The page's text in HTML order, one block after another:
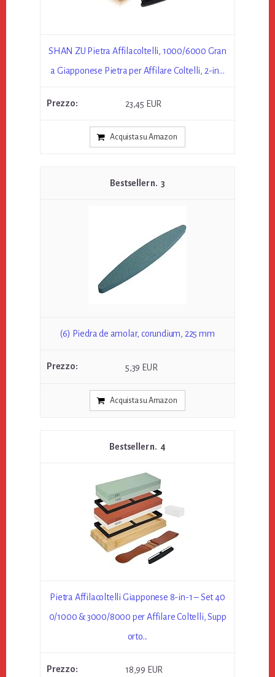
SHAN ZU Pietra Affilacoltelli, 1000/6000 Gran
a Giapponese Pietra per Affilare Coltelli, 2-in...
23,45 EUR
Acquista su Amazon
3
(6) Piedra de amolar, corundium, 225 mm
5,39 EUR
Acquista su Amazon
4
Pietra Affilacoltelli Giapponese 8-in-1 – Set 40
0/1000 & 3000/8000 per Affilare Coltelli, Supp
orto...
18,99 EUR